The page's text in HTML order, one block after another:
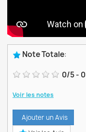
Note Totale:
0/5- 0
Voir les notes
Ajouter un Avis